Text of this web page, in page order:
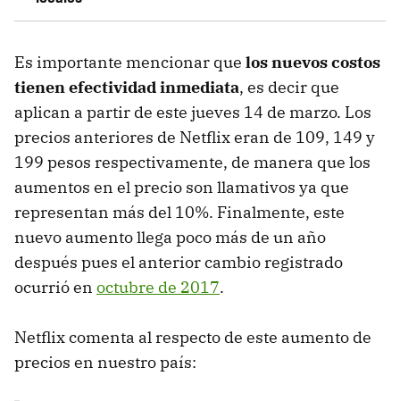
Es importante mencionar que los nuevos costos
tienen efectividad inmediata, es decir que
aplican a partir de este jueves 14 de marzo. Los
precios anteriores de Netflix eran de 109, 149 y
199 pesos respectivamente, de manera que los
aumentos en el precio son llamativos ya que
representan más del 10%. Finalmente, este
nuevo aumento llega poco más de un año
después pues el anterior cambio registrado
ocurrió en octubre de 2017.
Netflix comenta al respecto de este aumento de
precios en nuestro país: